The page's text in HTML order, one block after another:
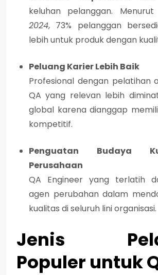
keluhan pelanggan. Menurut
2024, 73% pelanggan
lebih untuk produk dengan
Peluang Karier Lebih Baik
Profesional dengan pelatihan
QA yang relevan lebih
global karena dianggap
kompetitif.
Penguatan Budaya
Perusahaan
QA Engineer yang terlatih
agen perubahan dalam
kualitas di seluruh lini organisasi.
Jenis
Populer untuk